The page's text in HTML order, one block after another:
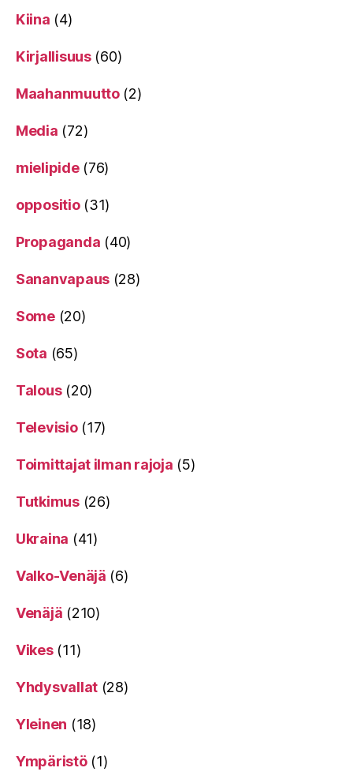
Kiina (4)
Kirjallisuus(60)
Maahanmuutto(2)
Media (72)
mielipide(76)
oppositio(31)
Propaganda (40)
Sananvapaus (28)
Some(20)
Sota (65)
Talous(20)
Televisio(17)
Toimittajat ilman rajoja (5)
Tutkimus(26)
Ukraina (41)
Valko-Venäjä (6)
Venäjä (210)
Vikes(11)
Yhdysvallat (28)
Yleinen (18)
Ympäristö(1)